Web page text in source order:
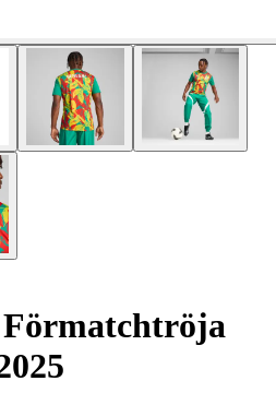
Förmatchtröja